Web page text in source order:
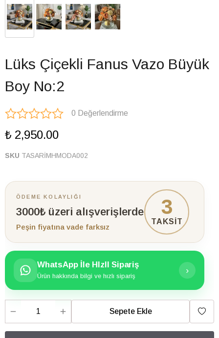
Lüks Çiçekli Fanus Vazo Büyük
Boy No:2
0 Değerlendirme
₺ 2,950.00
SKU TASARİMHMODA002
ÖDEME KOLAYLIĞI
3000₺ üzeri alışverişlerde
Peşin fiyatına vade farksız
3
TAKSİT
WhatsApp İle HIzlI Sipariş
Ürün hakkında bilgi ve hızlı sipariş
›
Sepete Ekle